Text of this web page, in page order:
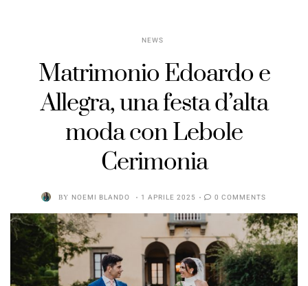
NEWS
Matrimonio Edoardo e
Allegra, una festa d’alta
moda con Lebole
Cerimonia
BY NOEMI BLANDO 1 APRILE 2025 0 COMMENTS